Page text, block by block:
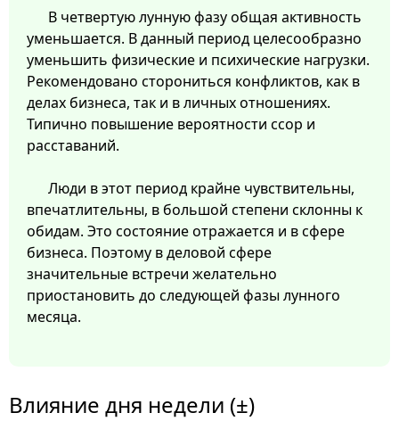
В четвертую лунную фазу общая активность
уменьшается. В данный период целесообразно
уменьшить физические и психические нагрузки.
Рекомендовано сторониться конфликтов, как в
делах бизнеса, так и в личных отношениях.
Типично повышение вероятности ссор и
расставаний.
Люди в этот период крайне чувствительны,
впечатлительны, в большой степени склонны к
обидам. Это состояние отражается и в сфере
бизнеса. Поэтому в деловой сфере
значительные встречи желательно
приостановить до следующей фазы лунного
месяца.
Влияние дня недели (±)